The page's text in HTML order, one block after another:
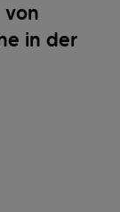
von
in der